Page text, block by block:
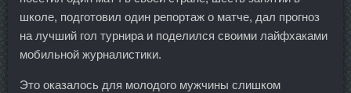
школе, подготовил один репортаж о матче, дал прогноз
на лучший гол турнира и поделился своими лайфхаками
мобильной журналистики.
Это оказалось для молодого мужчины слишком